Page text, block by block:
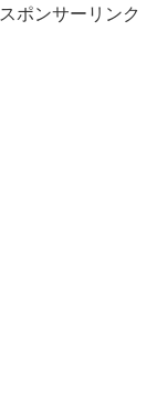
スポンサーリンク